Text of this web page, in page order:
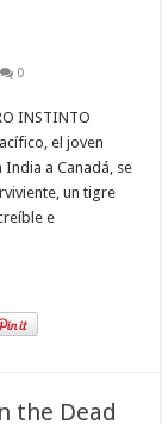
0
INSTINTO
el joven
a Canadá, se
un tigre
e
the Dead